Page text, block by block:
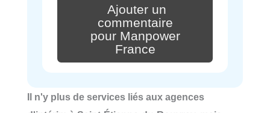
Ajouter un
commentaire
pour Manpower
France
Il n'y plus de services liés aux agences